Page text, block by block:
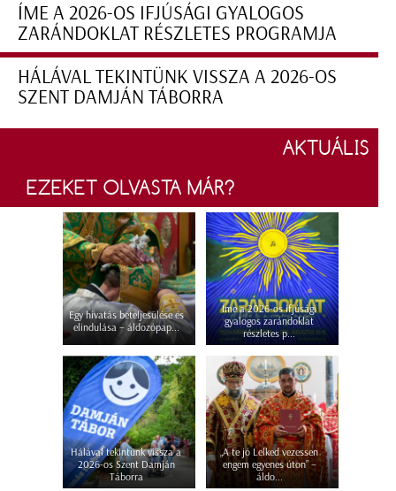
ÍME A 2026-OS IFJÚSÁGI GYALOGOS
ZARÁNDOKLAT RÉSZLETES PROGRAMJA
HÁLÁVAL TEKINTÜNK VISSZA A 2026-OS
SZENT DAMJÁN TÁBORRA
AKTUÁLIS
EZEKET OLVASTA MÁR?
Egy hivatás beteljesülése és
elindulása – áldozópap...
Íme a 2026-os ifjúsági
gyalogos zarándoklat
részletes p...
Hálával tekintünk vissza a
2026-os Szent Damján
Táborra
„A te jó Lelked vezessen
engem egyenes úton” –
áldo...